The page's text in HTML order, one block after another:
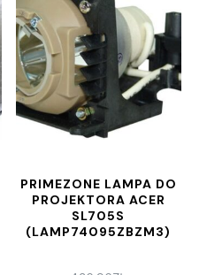
PRIMEZONE LAMPA DO
PROJEKTORA ACER
SL705S
(LAMP74095ZBZM3)